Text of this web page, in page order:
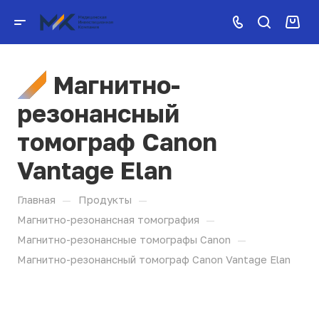
Магнитно-
резонансный
томограф Canon
Vantage Elan
Главная — Продукты —
Магнитно-резонансная томография —
Магнитно-резонансные томографы Canon —
Магнитно-резонансный томограф Canon Vantage Elan